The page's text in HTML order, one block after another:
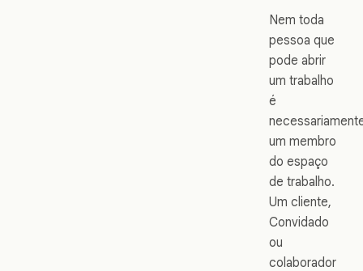
Nem toda
pessoa que
pode abrir
um trabalho
é
um membro
do espaço
de trabalho.
Um cliente,
Convidado
ou
colaborador